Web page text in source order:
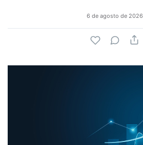
6 de agosto de 2026